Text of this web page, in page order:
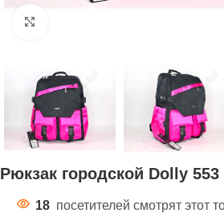
Рюкзак городской Dolly 553
18 посетителей смотрят этот